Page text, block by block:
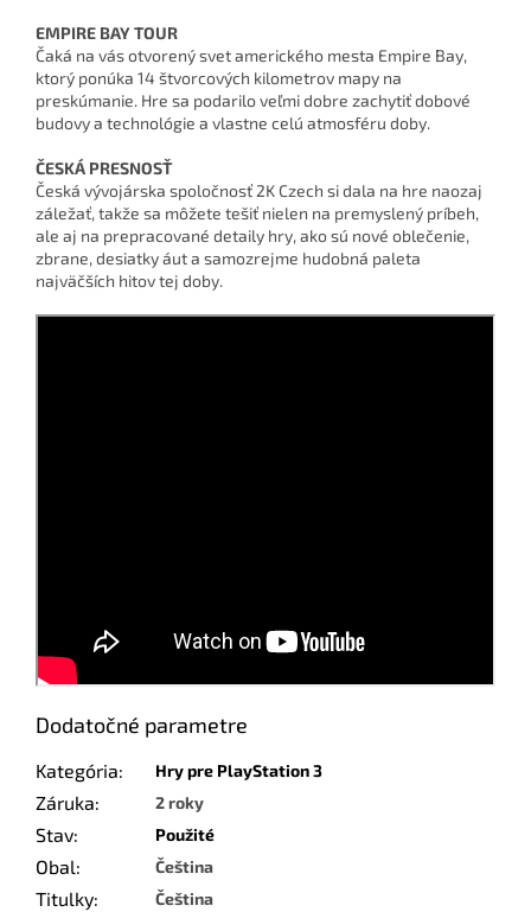
EMPIRE BAY TOUR
Čaká na vás otvorený svet amerického mesta Empire Bay,
ktorý ponúka 14 štvorcových kilometrov mapy na
preskúmanie. Hre sa podarilo veľmi dobre zachytiť dobové
budovy a technológie a vlastne celú atmosféru doby.
ČESKÁ PRESNOSŤ
Česká vývojárska spoločnosť 2K Czech si dala na hre naozaj
záležať, takže sa môžete tešiť nielen na premyslený príbeh,
ale aj na prepracované detaily hry, ako sú nové oblečenie,
zbrane, desiatky áut a samozrejme hudobná paleta
najväčších hitov tej doby.
Dodatočné parametre
Kategória: Hry pre PlayStation 3
Záruka: 2 roky
Stav: Použité
Obal: Čeština
Titulky: Čeština